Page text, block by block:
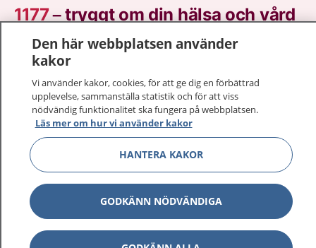
1177–tryggt om din hälsa och vård
På 1177.se får du råd om hälsa och information om
sjukdomar och vilka mottagningar du kan kontakta.
Logga in för att läsa din journal och göra dina
vårdärenden. Ring telefonnummer 1177 för
sjukvårdsrådgivning dygnet runt.
1177 ger dig råd när du vill må bättre.
1177 på flera språk Visa
Den här webbplatsen använder
kakor
Vi använder kakor, cookies, för att ge dig en förbättrad
upplevelse, sammanställa statistik och för att viss
nödvändig funktionalitet ska fungera på webbplatsen.
Läs mer om hur vi använder kakor
HANTERA KAKOR
GODKÄNN NÖDVÄNDIGA